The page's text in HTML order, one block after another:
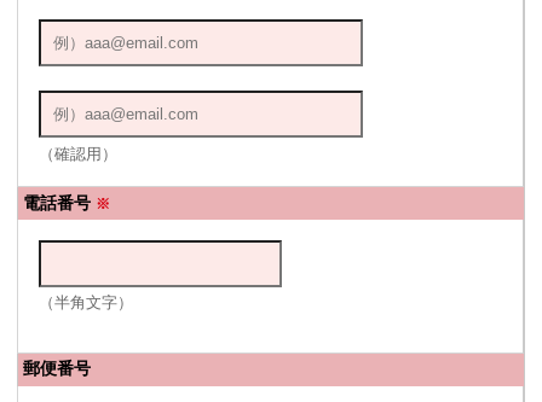
（確認用）
電話番号 ※
（半角文字）
郵便番号